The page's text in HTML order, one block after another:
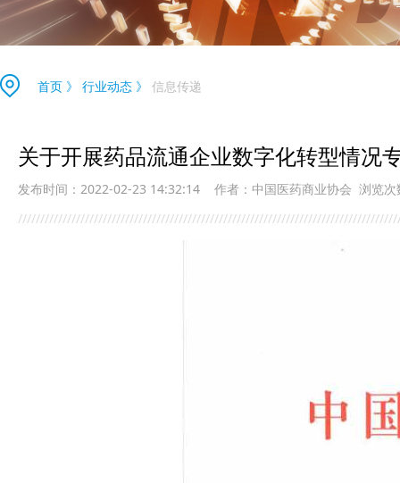
协会新闻
首页 》 行业动态 》 信息传递
关于开展药品流通企业数字化转型情况
发布时间：2022-02-23 14:32:14 作者：中国医药商业协会 浏览